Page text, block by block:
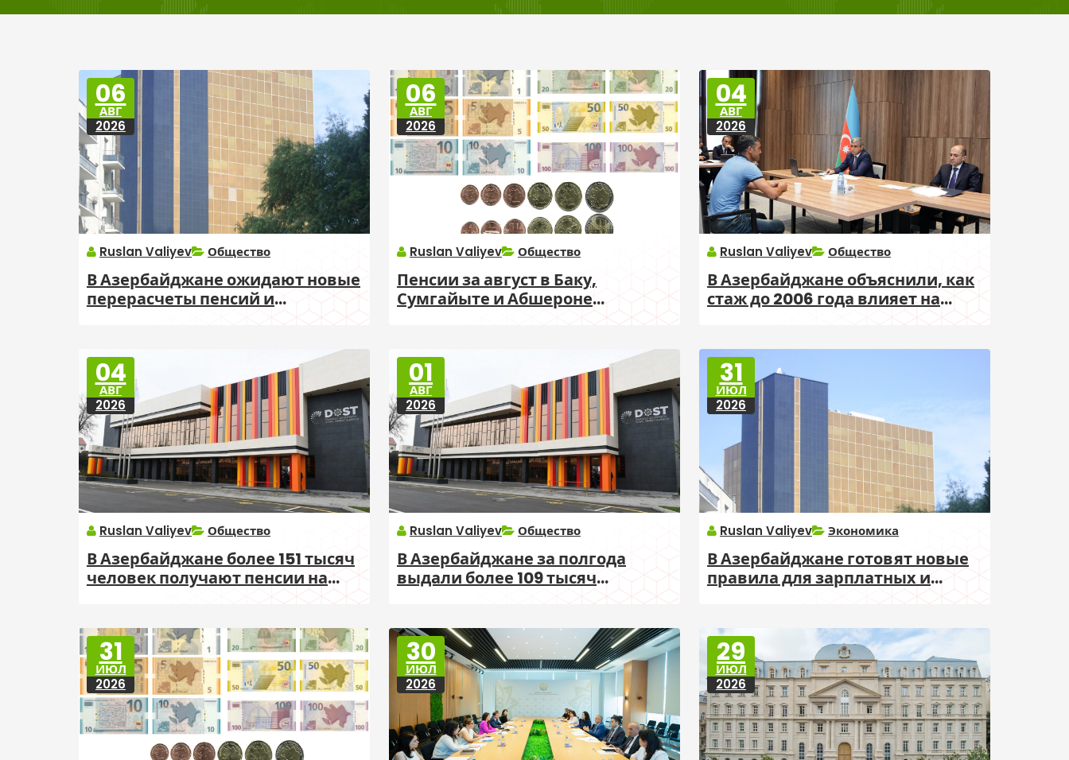
06
АВГ
2026
Ruslan Valiyev Общество
В Азербайджане ожидают новые
перерасчеты пенсий и
06
АВГ
2026
Ruslan Valiyev Общество
Пенсии за август в Баку,
Сумгайыте и Абшероне
04
АВГ
2026
Ruslan Valiyev Общество
В Азербайджане объяснили, как
стаж до 2006 года влияет на
04
АВГ
2026
Ruslan Valiyev Общество
В Азербайджане более 151 тысяч
человек получают пенсии на
01
АВГ
2026
Ruslan Valiyev Общество
В Азербайджане за полгода
выдали более 109 тысяч
31
ИЮЛ
2026
Ruslan Valiyev Экономика
В Азербайджане готовят новые
правила для зарплатных и
31
ИЮЛ
2026
30
ИЮЛ
2026
29
ИЮЛ
2026